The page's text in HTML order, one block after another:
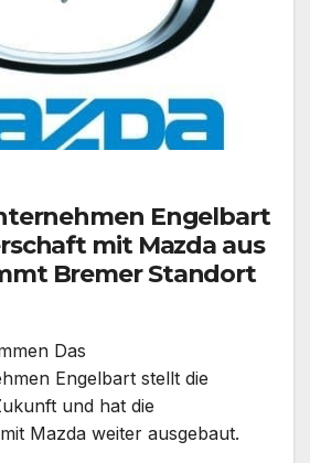
Engelbart
mit Mazda aus
Bremer Standort
Das
Engelbart stellt die
und hat die
Mazda weiter ausgebaut.